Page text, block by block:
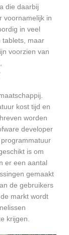
die daarbij
voornamelijk in
in veel
tablets, maar
voorzien van
kost tijd en
worden
developer
is om
er een aantal
gemaakt
de gebruikers
markt wordt
krijgen.